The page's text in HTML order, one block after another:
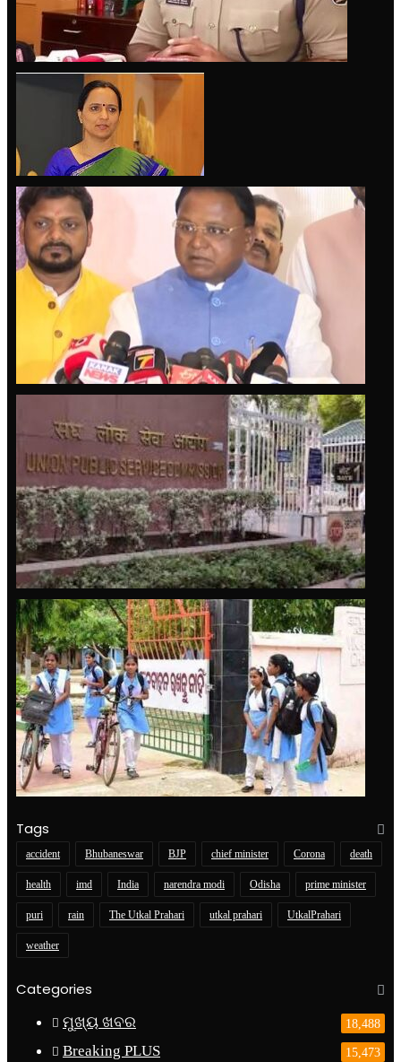
Tags
accident Bhubaneswar BJP chief minister Corona death
health imd India narendra modi Odisha prime minister
puri rain The Utkal Prahari utkal prahari UtkalPrahari
weather
Categories
ମୁଖ୍ୟ ଖବର 18,488
Breaking PLUS 15,473